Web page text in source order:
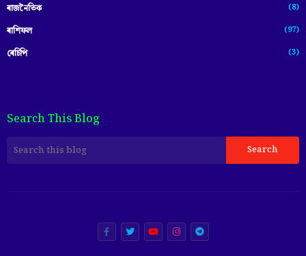
ৰাজনৈতিক (8)
ৰাশিফল (97)
ৰেচিপি (3)
Search This Blog